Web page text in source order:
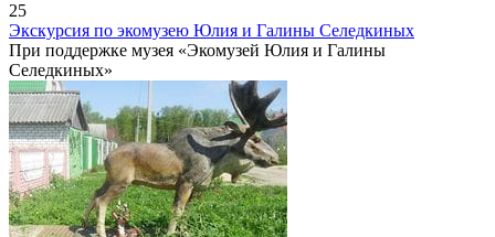
25
Экскурсия по экомузею Юлия и Галины Селедкиных
При поддержке музея «Экомузей Юлия и Галины
Селедкиных»